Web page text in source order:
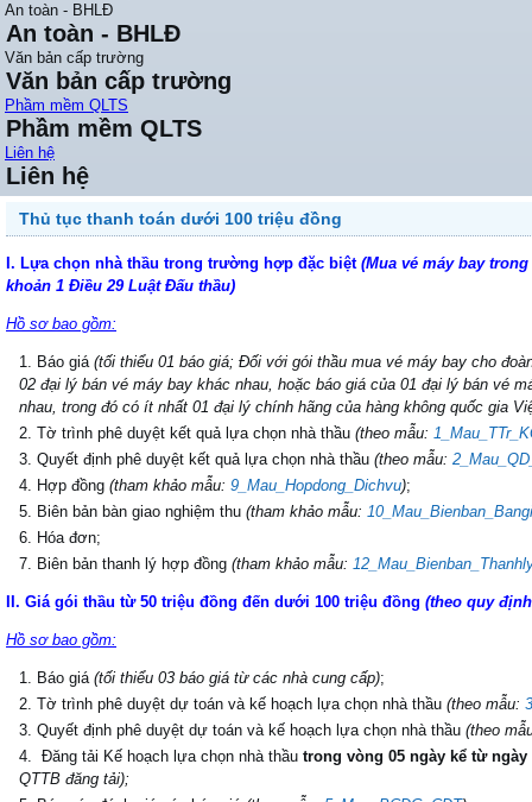
An toàn - BHLĐ
An toàn - BHLĐ
Văn bản cấp trường
Văn bản cấp trường
Phầm mềm QLTS
Phầm mềm QLTS
Liên hệ
Liên hệ
Thủ tục thanh toán dưới 100 triệu đồng
I. Lựa chọn nhà thầu trong trường hợp đặc biệt (Mua vé máy bay
khoản 1 Điều 29 Luật Đấu thầu)
Hồ sơ bao gồm:
Báo giá (tối thiểu 01 báo giá; Đối với gói thầu mua vé máy bay cho
02 đại lý bán vé máy bay khác nhau, hoặc báo giá của 01 đại lý bán vé
nhau, trong đó có ít nhất 01 đại lý chính hãng của hàng không quốc gia
Tờ trình phê duyệt kết quả lựa chọn nhà thầu (theo mẫu:
Quyết định phê duyệt kết quả lựa chọn nhà thầu (theo mẫu:
Hợp đồng (tham khảo mẫu: 9_Mau_Hopdong_Dichvu);
Biên bản bàn giao nghiệm thu (tham khảo mẫu:
Hóa đơn;
Biên bản thanh lý hợp đồng (tham khảo mẫu:
II. Giá gói thầu từ 50 triệu đồng đến dưới 100 triệu đồng (theo quy
Hồ sơ bao gồm:
Báo giá (tối thiểu 03 báo giá từ các nhà cung cấp);
Tờ trình phê duyệt dự toán và kế hoạch lựa chọn nhà thầu (theo mẫu:
Quyết định phê duyệt dự toán và kế hoạch lựa chọn nhà thầu (theo
Đăng tải Kế hoạch lựa chọn nhà thầu trong vòng 05 ngày kể từ
QTTB đăng tải);